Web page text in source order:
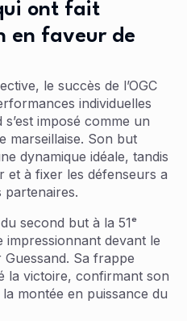
ont fait
en faveur de
le succès de l’OGC
individuelles
imposé comme un
marseillaise. Son but
dynamique idéale, tandis
et à fixer les défenseurs a
partenaires.
second but à la 51ᵉ
devant le
Sa frappe
la victoire, confirmant son
montée en puissance du